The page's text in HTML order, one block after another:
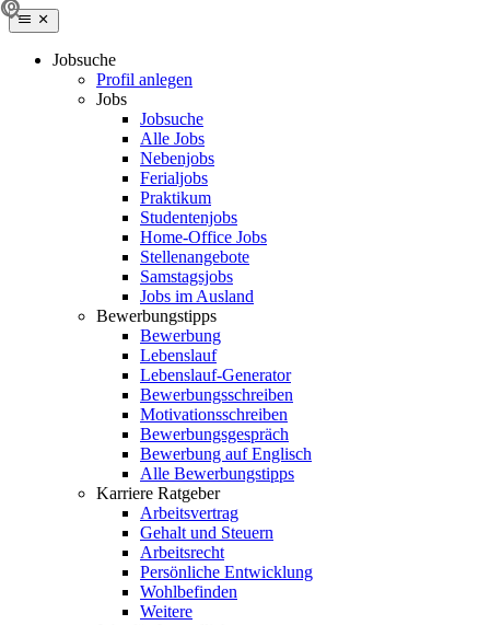
Jobsuche
Profil anlegen
Jobs
Jobsuche
Alle Jobs
Nebenjobs
Ferialjobs
Praktikum
Studentenjobs
Home-Office Jobs
Stellenangebote
Samstagsjobs
Jobs im Ausland
Bewerbungstipps
Bewerbung
Lebenslauf
Lebenslauf-Generator
Bewerbungsschreiben
Motivationsschreiben
Bewerbungsgespräch
Bewerbung auf Englisch
Alle Bewerbungstipps
Karriere Ratgeber
Arbeitsvertrag
Gehalt und Steuern
Arbeitsrecht
Persönliche Entwicklung
Wohlbefinden
Weitere